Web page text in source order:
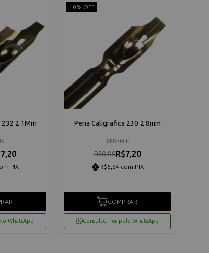
2.1Mm
PIX
WhatsApp
10% OFF
Pena Caligrafica 230 2.8mm
KERAMIK
R$8,00R$7,20
R$6,84 com PIX
COMPRAR
Consulte-nos pelo WhatsApp